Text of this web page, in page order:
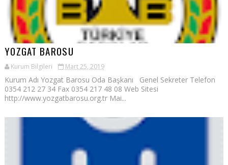
YOZGAT BAROSU
Kurum Bilgileri Mart 25, 2019
Kurum Adı Yozgat Barosu Oda Başkanı Genel Sekreter Telefon
0354 212 27 34 Fax 0354 217 48 08 Web Sitesi
http://www.yozgatbarosu.org.tr Mai...